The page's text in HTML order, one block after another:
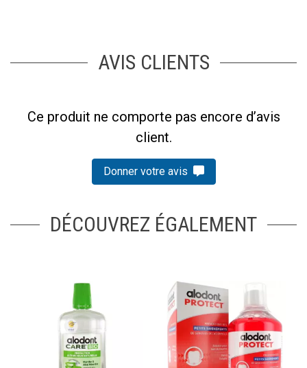
AVIS CLIENTS
Ce produit ne comporte pas encore d’avis
client.
Donner votre avis
DÉCOUVREZ ÉGALEMENT